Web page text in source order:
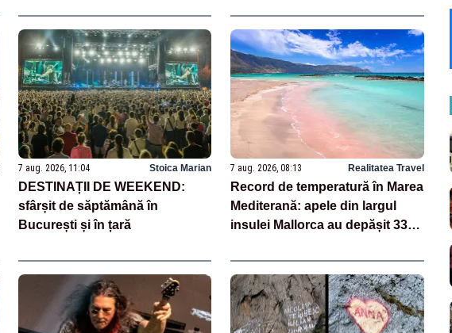
7 aug. 2026, 11:04 Stoica Marian
DESTINAȚII DE WEEKEND:
sfârșit de săptămână în
București și în țară
7 aug. 2026, 08:13 Realitatea Travel
Record de temperatură în Marea
Mediterană: apele din largul
insulei Mallorca au depășit 33